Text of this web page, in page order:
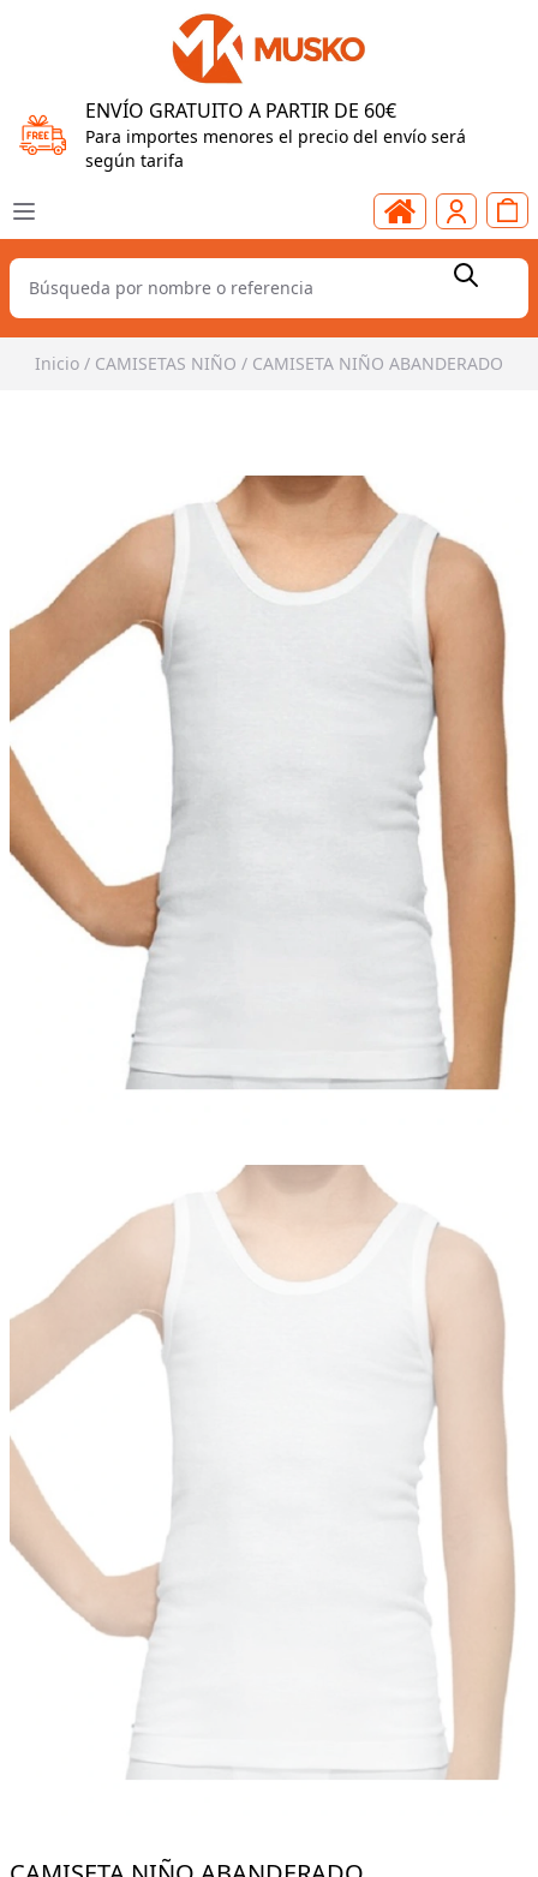
ENVÍO GRATUITO A PARTIR DE 60€
Para importes menores el precio del envío será
según tarifa
Inicio / CAMISETAS NIÑO / CAMISETA NIÑO ABANDERADO